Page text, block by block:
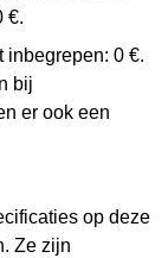
€.
inbegrepen: 0 €.
bij
er ook een
op deze
Ze zijn